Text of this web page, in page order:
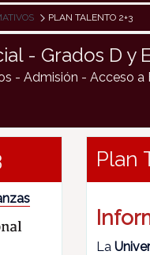
PLAN TALENTO 2+3
- Grados D y
- Admisión - Acceso
Plan
La